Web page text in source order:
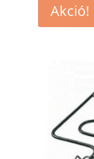
Akció!